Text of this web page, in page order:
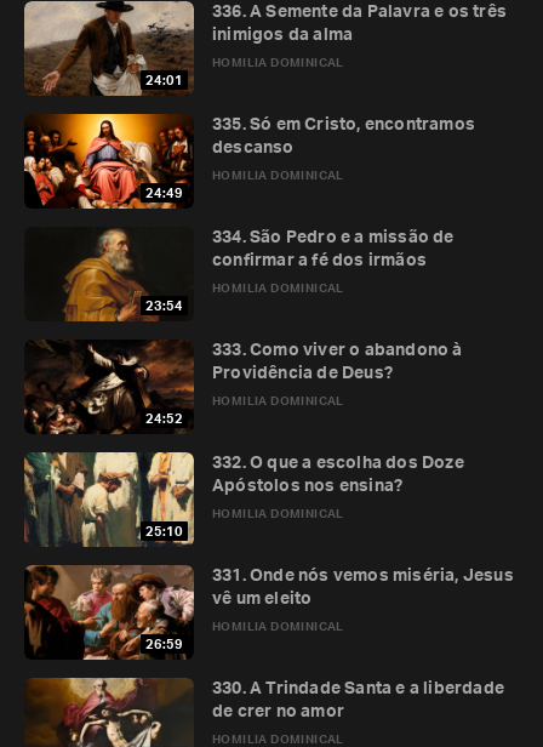
24:01
HOMILIA DOMINICAL
336. A Semente da Palavra e os três
inimigos da alma
24:49
HOMILIA DOMINICAL
335. Só em Cristo, encontramos
descanso
23:54
HOMILIA DOMINICAL
334. São Pedro e a missão de
confirmar a fé dos irmãos
24:52
HOMILIA DOMINICAL
333. Como viver o abandono à
Providência de Deus?
25:10
HOMILIA DOMINICAL
332. O que a escolha dos Doze
Apóstolos nos ensina?
26:59
HOMILIA DOMINICAL
331. Onde nós vemos miséria, Jesus
vê um eleito
HOMILIA DOMINICAL
330. A Trindade Santa e a liberdade
de crer no amor